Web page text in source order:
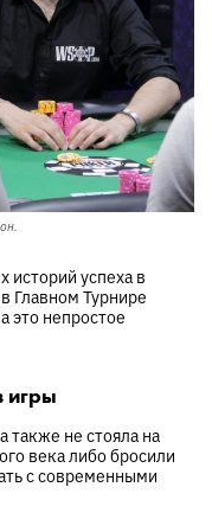
историй успеха в
Главном Турнире
это непростое
игры
также не стояла на
века либо бросили
с современными